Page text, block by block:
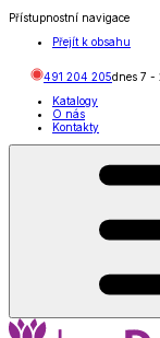
Přístupnostní navigace
Přejít k obsahu
491 204 205dnes 7 -
Katalogy
O nás
Kontakty